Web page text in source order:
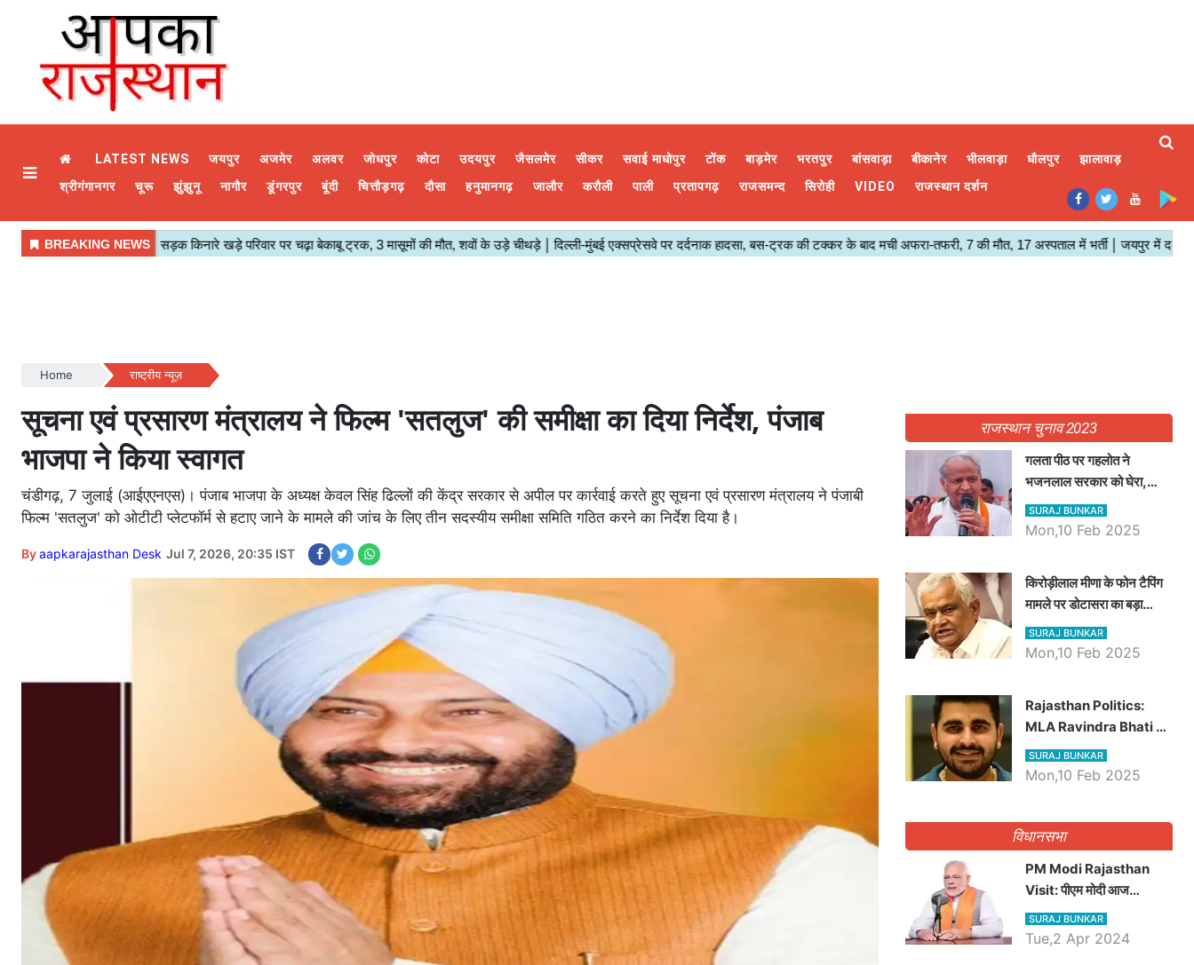
LATEST NEWS जयपुर अजमेर अलवर जोधपुर कोटा उदयपुर जैसलमेर सीकर सवाई माधोपुर टोंक बाड़मेर भरतपुर बांसवाड़ा बीकानेर भीलवाड़ा धौलपुर
झालावाड़
श्रीगंगानगर
चूरू झुंझुनू नागौर डूंगरपुर बूंदी चित्तौड़गढ़ दौसा हनुमानगढ़ जालौर करौली पाली प्रतापगढ़ राजसमन्द सिरोही VIDEO राजस्थान दर्शन
Home राष्ट्रीय न्यूज़
सूचना एवं प्रसारण मंत्रालय ने फिल्म 'सतलुज' की समीक्षा का दिया निर्देश, पंजाब
भाजपा ने किया स्वागत
चंडीगढ़, 7 जुलाई (आईएएनएस)। पंजाब भाजपा के अध्यक्ष केवल सिंह ढिल्लों की केंद्र सरकार से अपील पर कार्रवाई करते हुए सूचना एवं प्रसारण मंत्रालय ने पंजाबी
फिल्म 'सतलुज' को ओटीटी प्लेटफॉर्म से हटाए जाने के मामले की जांच के लिए तीन सदस्यीय समीक्षा समिति गठित करने का निर्देश दिया है।
Byaapkarajasthan Desk Jul 7, 2026, 20:35 IST
राजस्थान चुनाव 2023
गलता पीठ पर गहलोत ने
भजनलाल सरकार को घेरा,
Video में देखें अब तक बड़ी
खबरें
SURAJ BUNKAR
Mon,10 Feb 2025
किरोड़ीलाल मीणा के फोन टैपिंग
मामले पर डोटासरा का बड़ा
आरोप, वीडियो में देखें AZ बड़ी
खबरें
SURAJ BUNKAR
Mon,10 Feb 2025
Rajasthan Politics:
MLA Ravindra Bhati ने
प्रदेश की शिक्षा व्यवस्था पर
उठाए सवाल, Madan
SURAJ BUNKAR
Mon,10 Feb 2025
विधानसभा
PM Modi Rajasthan
Visit: पीएम मोदी आज
राजस्थान में कोटपूतली में करेंगे
विशाल रैली, एक सभा से 8 सीटों
SURAJ BUNKAR
Tue,2 Apr 2024